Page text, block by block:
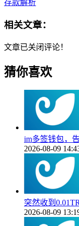
存款解析
相关文章：
文章已关闭评论！
猜你喜欢
im多签钱包，
2026-08-09
突然收到
2026-08-09